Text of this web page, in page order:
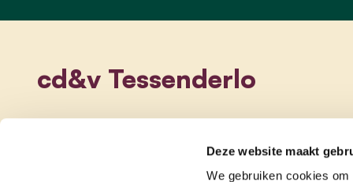
Deze website maakt
We gebruiken cookies
cd&v Tessenderlo